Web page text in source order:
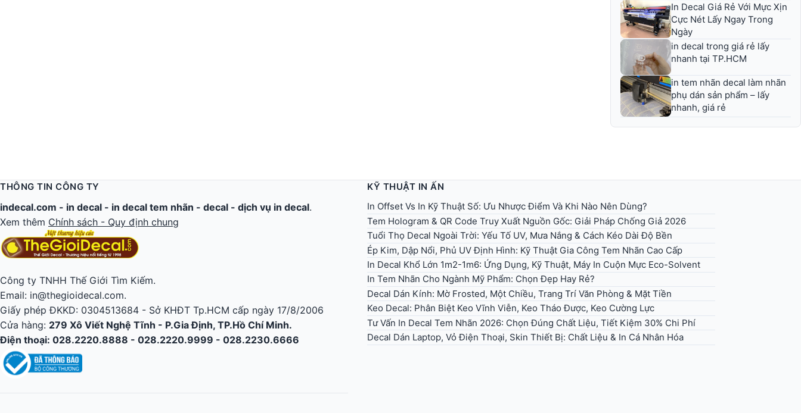
In Decal Giá Rẻ Với Mực Xịn
Cực Nét Lấy Ngay Trong
Ngày
in decal trong giá rẻ lấy
nhanh tại TP.HCM
in tem nhãn decal làm nhãn
phụ dán sản phẩm – lấy
nhanh, giá rẻ
THÔNG TIN CÔNG TY
indecal.com - in decal - in decal tem nhãn - decal - dịch vụ in decal.
Xem thêm Chính sách - Quy định chung
Công ty TNHH Thế Giới Tìm Kiếm.
Email: in@thegioidecal.com.
Giấy phép ĐKKD: 0304513684 - Sở KHĐT Tp.HCM cấp ngày 17/8/2006
Cửa hàng: 279 Xô Viết Nghệ Tĩnh - P.Gia Định, TP.Hồ Chí Minh.
Điện thoại: 028.2220.8888 - 028.2220.9999 - 028.2230.6666
KỸ THUẬT IN ẤN
In Offset Vs In Kỹ Thuật Số: Ưu Nhược Điểm Và Khi Nào Nên Dùng?
Tem Hologram & QR Code Truy Xuất Nguồn Gốc: Giải Pháp Chống Giả 2026
Tuổi Thọ Decal Ngoài Trời: Yếu Tố UV, Mưa Nắng & Cách Kéo Dài Độ Bền
Ép Kim, Dập Nổi, Phủ UV Định Hình: Kỹ Thuật Gia Công Tem Nhãn Cao Cấp
In Decal Khổ Lớn 1m2-1m6: Ứng Dụng, Kỹ Thuật, Máy In Cuộn Mực Eco-Solvent
In Tem Nhãn Cho Ngành Mỹ Phẩm: Chọn Đẹp Hay Rẻ?
Decal Dán Kính: Mờ Frosted, Một Chiều, Trang Trí Văn Phòng & Mặt Tiền
Keo Decal: Phân Biệt Keo Vĩnh Viễn, Keo Tháo Được, Keo Cường Lực
Tư Vấn In Decal Tem Nhãn 2026: Chọn Đúng Chất Liệu, Tiết Kiệm 30% Chi Phí
Decal Dán Laptop, Vỏ Điện Thoại, Skin Thiết Bị: Chất Liệu & In Cá Nhân Hóa